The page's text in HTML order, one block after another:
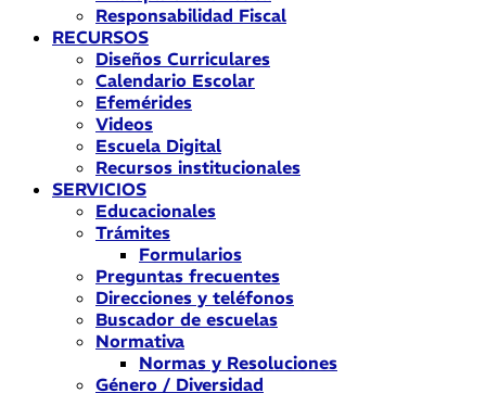
Responsabilidad Fiscal
RECURSOS
Diseños Curriculares
Calendario Escolar
Efemérides
Videos
Escuela Digital
Recursos institucionales
SERVICIOS
Educacionales
Trámites
Formularios
Preguntas frecuentes
Direcciones y teléfonos
Buscador de escuelas
Normativa
Normas y Resoluciones
Género / Diversidad